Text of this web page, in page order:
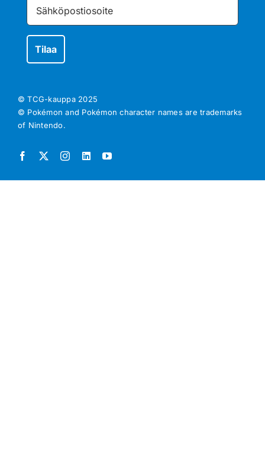
© TCG-kauppa 2025
© Pokémon and Pokémon character names are trademarks
of Nintendo.